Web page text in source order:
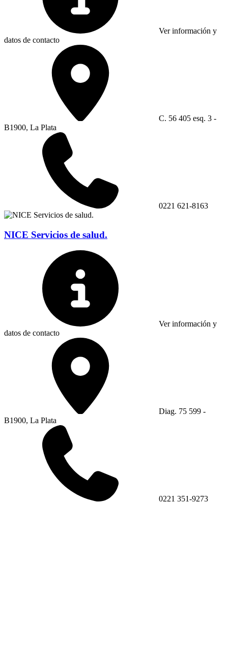
Ver información y
datos de contacto
C. 56 405 esq. 3 -
B1900, La Plata
0221 621-8163
NICE Servicios de salud.
Ver información y
datos de contacto
Diag. 75 599 -
B1900, La Plata
0221 351-9273